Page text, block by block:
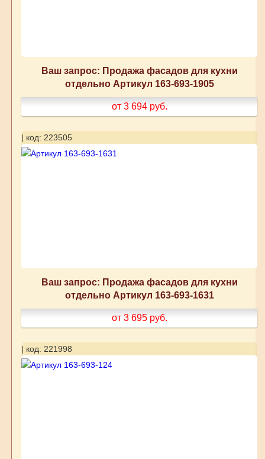
Ваш запрос: Продажа фасадов для кухни
отдельно Артикул 163-693-1905
от 3 694 руб.
| код: 223505
Ваш запрос: Продажа фасадов для кухни
отдельно Артикул 163-693-1631
от 3 695 руб.
| код: 221998